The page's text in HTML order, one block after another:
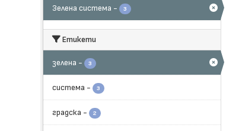
Зелена система - 3
Етикети
зелена - 3
система - 3
градска - 2